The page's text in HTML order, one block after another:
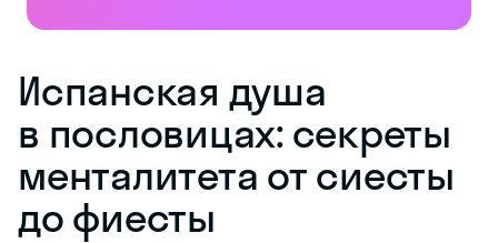
Испанская душа
в пословицах: секреты
менталитета от сиесты
до фиесты